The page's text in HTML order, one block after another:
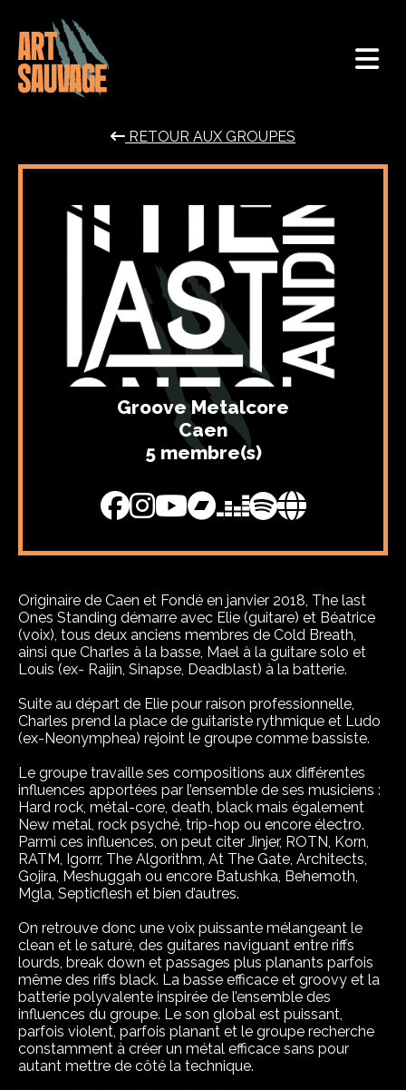
RETOUR AUX GROUPES
Groove Metalcore
Caen
5 membre(s)
Originaire de Caen et Fondé en janvier 2018, The last
Ones Standing démarre avec Elie (guitare) et Béatrice
(voix), tous deux anciens membres de Cold Breath,
ainsi que Charles à la basse, Mael à la guitare solo et
Louis (ex- Raijin, Sinapse, Deadblast) à la batterie.
Suite au départ de Elie pour raison professionnelle,
Charles prend la place de guitariste rythmique et Ludo
(ex-Neonymphea) rejoint le groupe comme bassiste.
Le groupe travaille ses compositions aux différentes
influences apportées par l’ensemble de ses musiciens :
Hard rock, métal-core, death, black mais également
New metal, rock psyché, trip-hop ou encore électro.
Parmi ces influences, on peut citer Jinjer, ROTN, Korn,
RATM, Igorrr, The Algorithm, At The Gate, Architects,
Gojira, Meshuggah ou encore Batushka, Behemoth,
Mgla, Septicflesh et bien d’autres.
On retrouve donc une voix puissante mélangeant le
clean et le saturé, des guitares naviguant entre riffs
lourds, break down et passages plus planants parfois
même des riffs black. La basse efficace et groovy et la
batterie polyvalente inspirée de l’ensemble des
influences du groupe. Le son global est puissant,
parfois violent, parfois planant et le groupe recherche
constamment à créer un métal efficace sans pour
autant mettre de côté la technique.